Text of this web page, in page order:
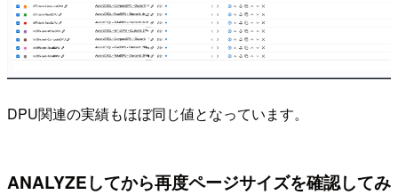
DPU関連の実績もほぼ同じ値となっています。
ANALYZEしてから再度ページサイズを確認してみ